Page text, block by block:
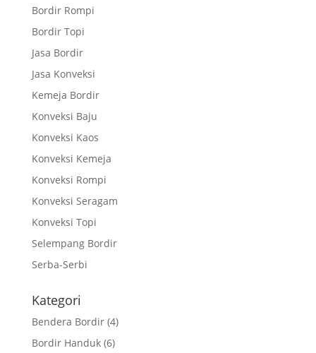
Bordir Rompi
Bordir Topi
Jasa Bordir
Jasa Konveksi
Kemeja Bordir
Konveksi Baju
Konveksi Kaos
Konveksi Kemeja
Konveksi Rompi
Konveksi Seragam
Konveksi Topi
Selempang Bordir
Serba-Serbi
Kategori
Bendera Bordir(4)
Bordir Handuk(6)